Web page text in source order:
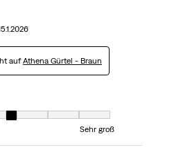
aufAthena Gürtel - Braun
gleich Sehr klein ist und 7 gleich Sehr groß
Sehr groß